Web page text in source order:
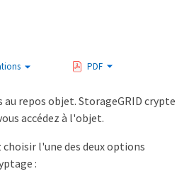
PDF
repos objet. StorageGRID crypte
accédez à l'objet.
l'une des deux options
: